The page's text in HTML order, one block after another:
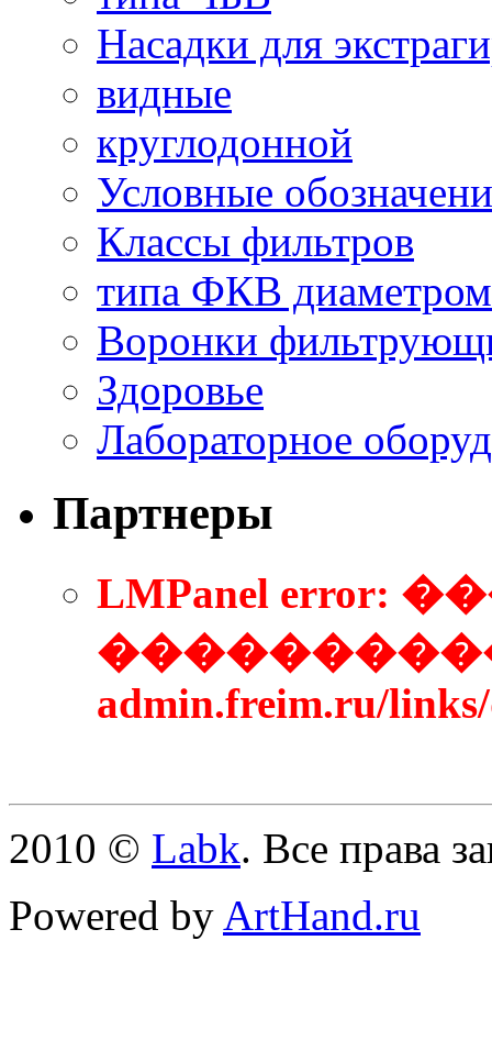
Насадки для
видные
круглодонной
Условные
Классы фильтров
типа ФКВ диаметром
Воронки
Здоровье
Лабораторное
Партнеры
LMPanel
admin.freim.ru/
2010 © Labk. Все права
Powered by ArtHand.ru